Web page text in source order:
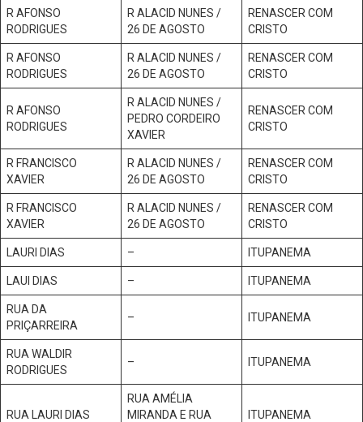
R AFONSO
RODRIGUES
R ALACID NUNES /
26 DE AGOSTO
RENASCER COM
CRISTO
R AFONSO
RODRIGUES
R ALACID NUNES /
26 DE AGOSTO
RENASCER COM
CRISTO
R AFONSO
RODRIGUES
R ALACID NUNES /
PEDRO CORDEIRO
XAVIER
RENASCER COM
CRISTO
R FRANCISCO
XAVIER
R ALACID NUNES /
26 DE AGOSTO
RENASCER COM
CRISTO
R FRANCISCO
XAVIER
R ALACID NUNES /
26 DE AGOSTO
RENASCER COM
CRISTO
LAURI DIAS – ITUPANEMA
LAUI DIAS – ITUPANEMA
RUA DA
PRIÇARREIRA
– ITUPANEMA
RUA WALDIR
RODRIGUES
– ITUPANEMA
RUA LAURI DIAS
RUA AMÉLIA
MIRANDA E RUA
ITUPANEMA